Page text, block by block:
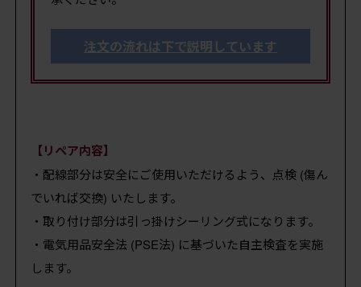
注文の流れは下で説明しています
【リペア内容】
・配線部分は安全にご使用いただけるよう、点検 (傷ん
でいれば交換) いたします。
・取り付け部分は引っ掛けシーリング式になります。
・電気用品安全法 (PSE法) に基づいた自主検査を実施
します。